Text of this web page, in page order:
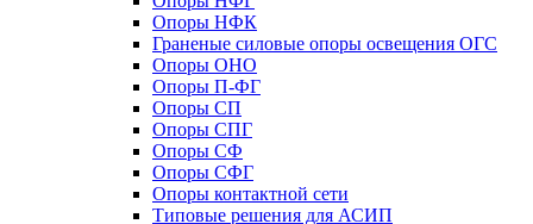
Опоры НФК
Граненые силовые опоры освещения ОГС
Опоры ОНО
Опоры П-ФГ
Опоры СП
Опоры СПГ
Опоры СФ
Опоры СФГ
Опоры контактной сети
Типовые решения для АСИП